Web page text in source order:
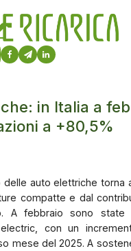
in Italia a
a +80,5%
delle auto elettriche torna
compatte e dal
A febbraio sono state
con un
mese del 2025. A